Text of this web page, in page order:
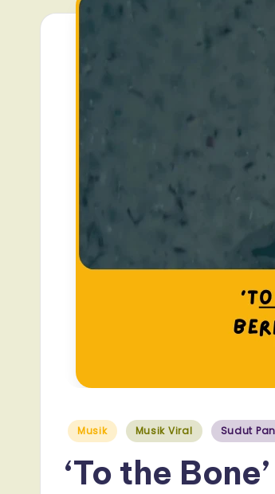
Posted
Musik Musik Viral Sudut
‘To the